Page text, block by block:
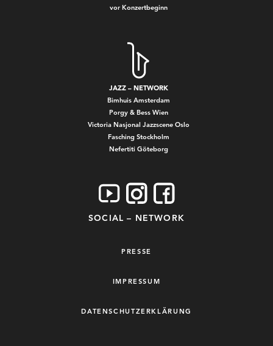
vor Konzertbeginn
JAZZ – NETWORK
Bimhuis Amsterdam
Porgy & Bess Wien
Victoria Nasjonal Jazzscene Oslo
Fasching Stockholm
Nefertiti Göteborg
SOCIAL – NETWORK
PRESSE
IMPRESSUM
DATENSCHUTZERKLÄRUNG